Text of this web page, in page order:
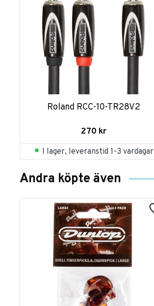
Roland RCC-10-TR28V2
270 kr
I lager, leveranstid 1-3 vardagar
Andra köpte även